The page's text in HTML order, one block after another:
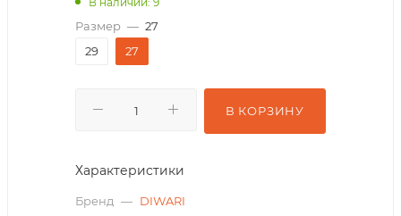
Размер — 27
29
27
В КОРЗИНУ
Характеристики
Бренд — DIWARI